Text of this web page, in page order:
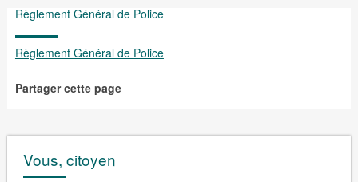
Règlement Général de Police
Règlement Général de Police
Partager cette page
Vous, citoyen